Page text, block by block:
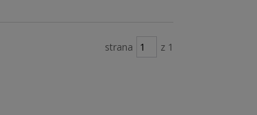
strana z 1